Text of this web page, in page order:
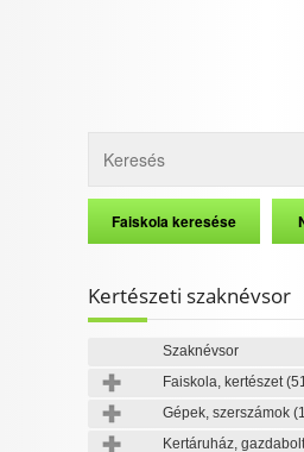
Kertészeti szaknévsor
Szaknévsor
Faiskola, kertészet
Gépek, szerszámok
Kertáruház,